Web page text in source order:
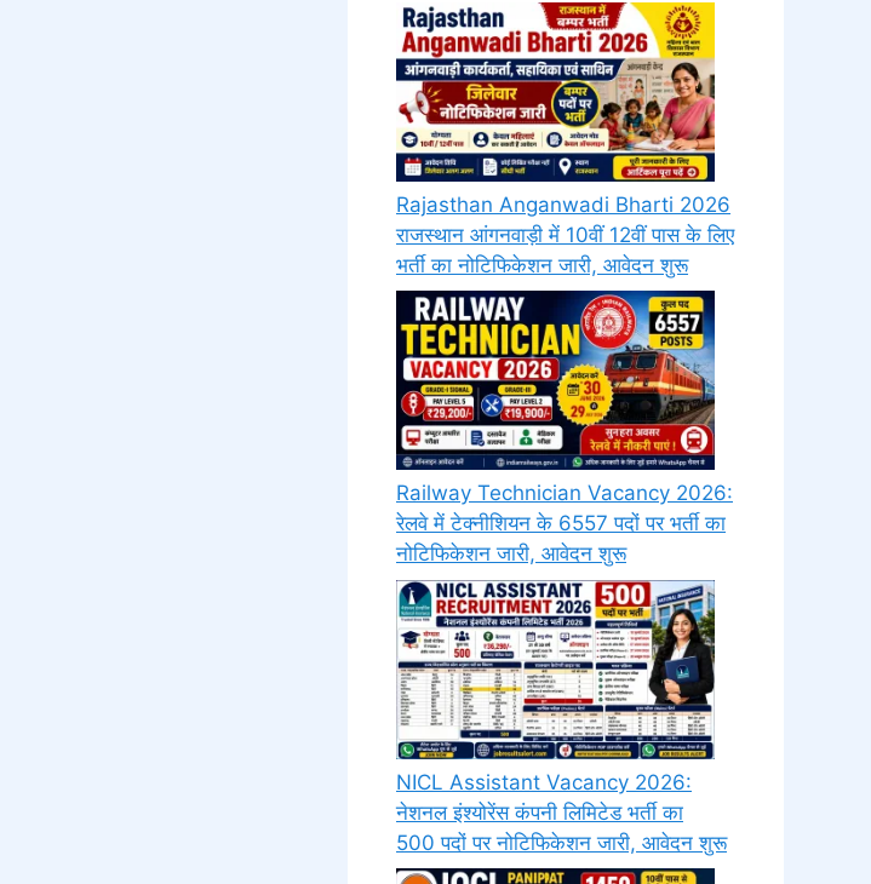
Rajasthan Anganwadi Bharti 2026
राजस्थान आंगनवाड़ी में 10वीं 12वीं पास के लिए
भर्ती का नोटिफिकेशन जारी, आवेदन शुरू
Railway Technician Vacancy 2026:
रेलवे में टेक्नीशियन के 6557 पदों पर भर्ती का
नोटिफिकेशन जारी, आवेदन शुरू
NICL Assistant Vacancy 2026:
नेशनल इंश्योरेंस कंपनी लिमिटेड भर्ती का
500 पदों पर नोटिफिकेशन जारी, आवेदन शुरू